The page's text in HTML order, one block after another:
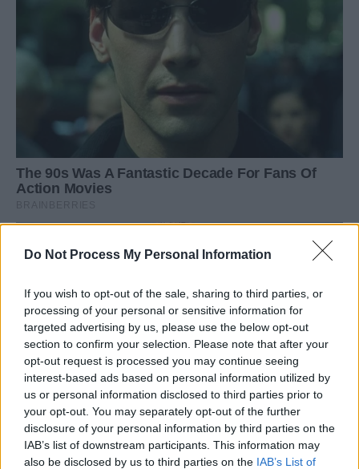
Do Not Process My Personal Information
If you wish to opt-out of the sale, sharing to third parties, or
processing of your personal or sensitive information for
targeted advertising by us, please use the below opt-out
section to confirm your selection. Please note that after your
opt-out request is processed you may continue seeing
interest-based ads based on personal information utilized by
us or personal information disclosed to third parties prior to
your opt-out. You may separately opt-out of the further
disclosure of your personal information by third parties on the
IAB’s list of downstream participants. This information may
also be disclosed by us to third parties on the IAB’s List of